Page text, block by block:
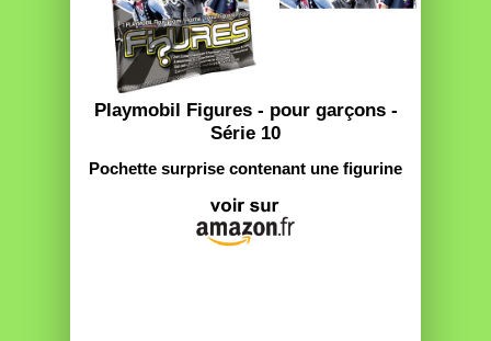
Playmobil Figures - pour garçons -
Série 10
Pochette surprise contenant une figurine